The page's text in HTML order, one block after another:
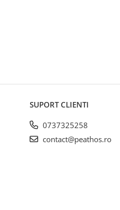
SUPORT CLIENTI
0737325258
contact@peathos.ro